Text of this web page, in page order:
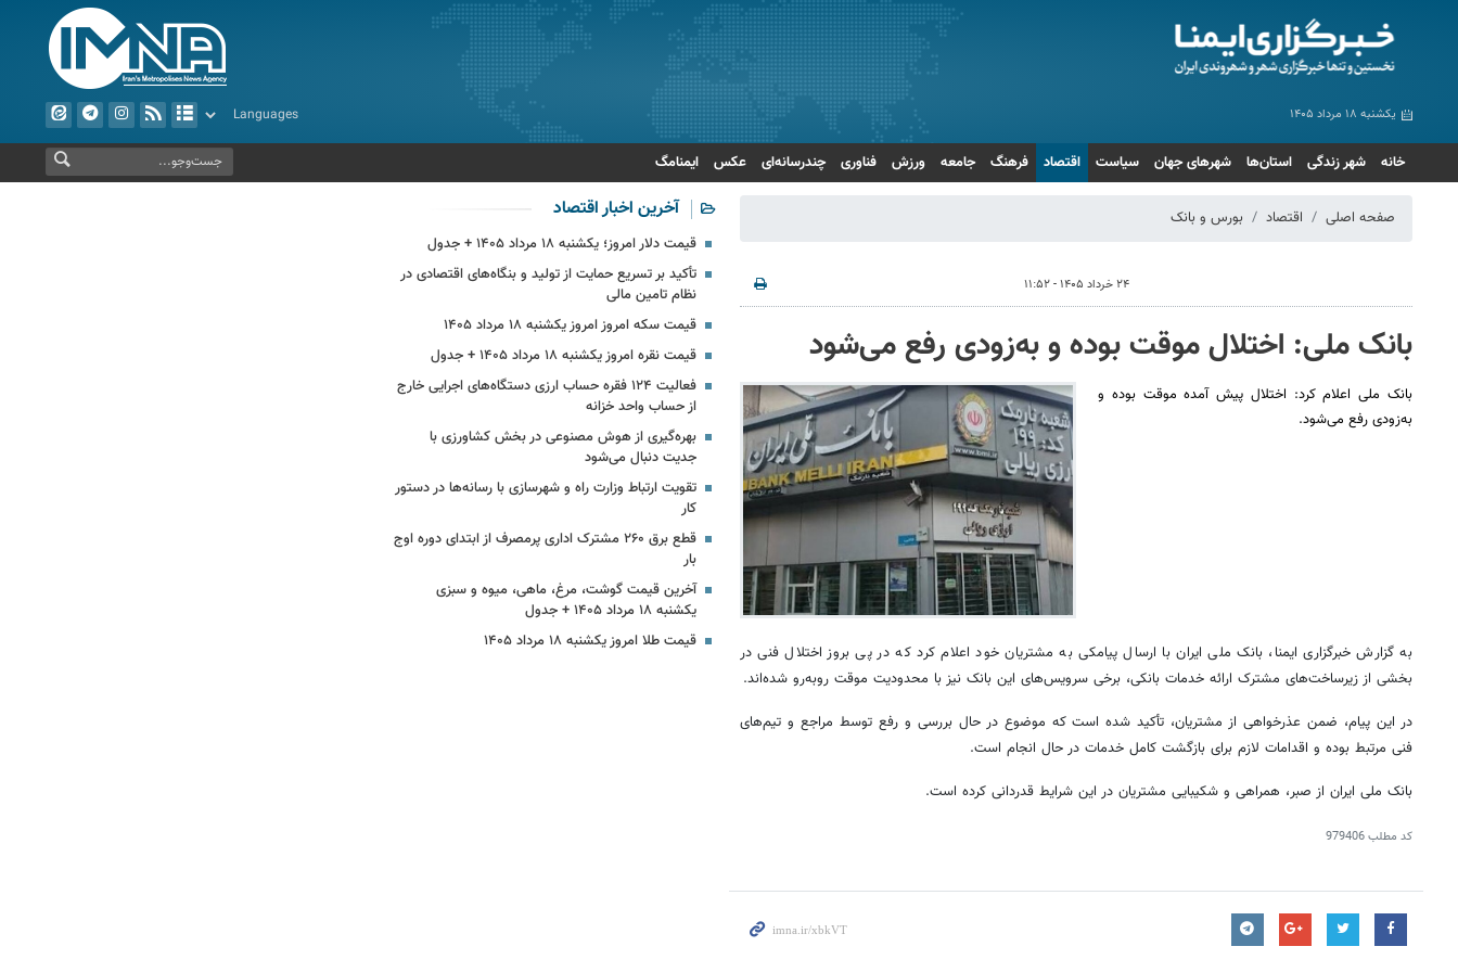
یکشنبه ۱۸ مرداد ۱۴۰۵
خانه شهر زندگی استان‌ها شهرهای جهان سیاست اقتصاد فرهنگ جامعه ورزش فناوری چندرسانه‌ای عکس ایمنامگ
صفحه اصلی اقتصاد بورس و بانک
۲۴ خرداد ۱۴۰۵ - ۱۱:۵۲
بانک ملی: اختلال موقت بوده و به‌زودی رفع می‌شود
بانک ملی اعلام کرد: اختلال پیش آمده موقت بوده و
به‌زودی رفع می‌شود.
به گزارش خبرگزاری ایمنا، بانک ملی ایران با ارسال پیامکی به مشتریان خود اعلام کرد که در پی بروز اختلال فنی در
بخشی از زیرساخت‌های مشترک ارائه خدمات بانکی، برخی سرویس‌های این بانک نیز با محدودیت موقت روبه‌رو شده‌اند.
در این پیام، ضمن عذرخواهی از مشتریان، تأکید شده است که موضوع در حال بررسی و رفع توسط مراجع و تیم‌های
فنی مرتبط بوده و اقدامات لازم برای بازگشت کامل خدمات در حال انجام است.
بانک ملی ایران از صبر، همراهی و شکیبایی مشتریان در این شرایط قدردانی کرده است.
کد مطلب979406
آخرین اخبار اقتصاد
قیمت دلار امروز؛ یکشنبه ۱۸ مرداد ۱۴۰۵ + جدول
تأکید بر تسریع حمایت از تولید و بنگاه‌های اقتصادی در
نظام تامین مالی
قیمت سکه امروز امروز یکشنبه ۱۸ مرداد ۱۴۰۵
قیمت نقره امروز یکشنبه ۱۸ مرداد ۱۴۰۵ + جدول
فعالیت ۱۲۴ فقره حساب ارزی دستگاه‌های اجرایی خارج
از حساب واحد خزانه
بهره‌گیری از هوش مصنوعی در بخش کشاورزی با
جدیت دنبال می‌شود
تقویت ارتباط وزارت راه و شهرسازی با رسانه‌ها در دستور
کار
قطع برق ۲۶۰ مشترک اداری پرمصرف از ابتدای دوره اوج
بار
آخرین قیمت گوشت، مرغ، ماهی، میوه و سبزی
یکشنبه ۱۸ مرداد ۱۴۰۵ + جدول
قیمت طلا امروز یکشنبه ۱۸ مرداد ۱۴۰۵